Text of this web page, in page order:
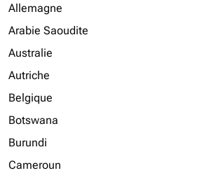
Allemagne
Arabie Saoudite
Australie
Autriche
Belgique
Botswana
Burundi
Cameroun